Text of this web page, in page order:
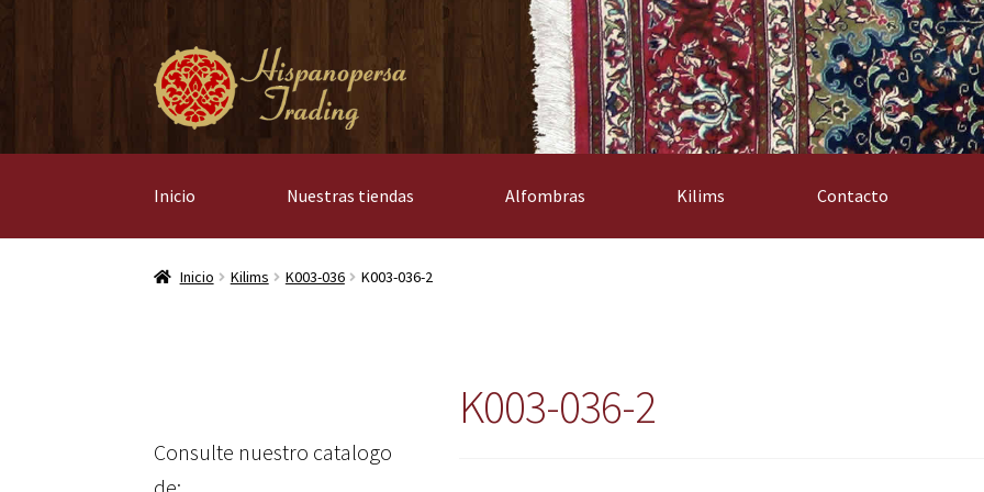
Ir
a
la
Ir
al
contenido
Inicio Nuestras tiendas Alfombras Kilims Contacto
Inicio Kilims K003-036 K003-036-2
K003-036-2
Consulte nuestro catalogo